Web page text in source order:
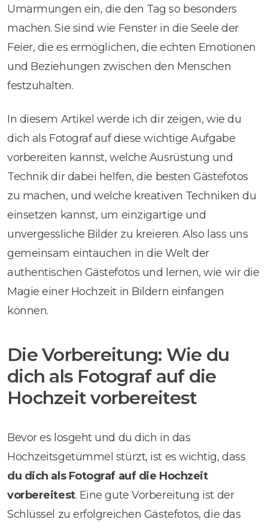
Umarmungen ein, die den Tag so besonders
machen. Sie sind wie Fenster in die Seele der
Feier, die es ermöglichen, die echten Emotionen
und Beziehungen zwischen den Menschen
festzuhalten.
In diesem Artikel werde ich dir zeigen, wie du
dich als Fotograf auf diese wichtige Aufgabe
vorbereiten kannst, welche Ausrüstung und
Technik dir dabei helfen, die besten Gästefotos
zu machen, und welche kreativen Techniken du
einsetzen kannst, um einzigartige und
unvergessliche Bilder zu kreieren. Also lass uns
gemeinsam eintauchen in die Welt der
authentischen Gästefotos und lernen, wie wir die
Magie einer Hochzeit in Bildern einfangen
können.
Die Vorbereitung: Wie du
dich als Fotograf auf die
Hochzeit vorbereitest
Bevor es losgeht und du dich in das
Hochzeitsgetümmel stürzt, ist es wichtig, dass
du dich als Fotograf auf die Hochzeit
vorbereitest. Eine gute Vorbereitung ist der
Schlüssel zu erfolgreichen Gästefotos, die das